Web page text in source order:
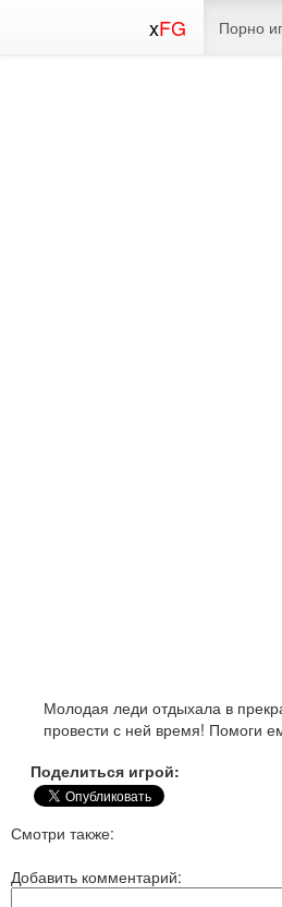
xFG Порно
Молодая леди отдыхала в
провести с ней время! Помоги
Поделиться игрой:
Смотри также:
Добавить комментарий: